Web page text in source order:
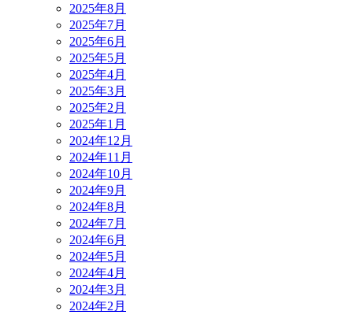
2025年8月
2025年7月
2025年6月
2025年5月
2025年4月
2025年3月
2025年2月
2025年1月
2024年12月
2024年11月
2024年10月
2024年9月
2024年8月
2024年7月
2024年6月
2024年5月
2024年4月
2024年3月
2024年2月